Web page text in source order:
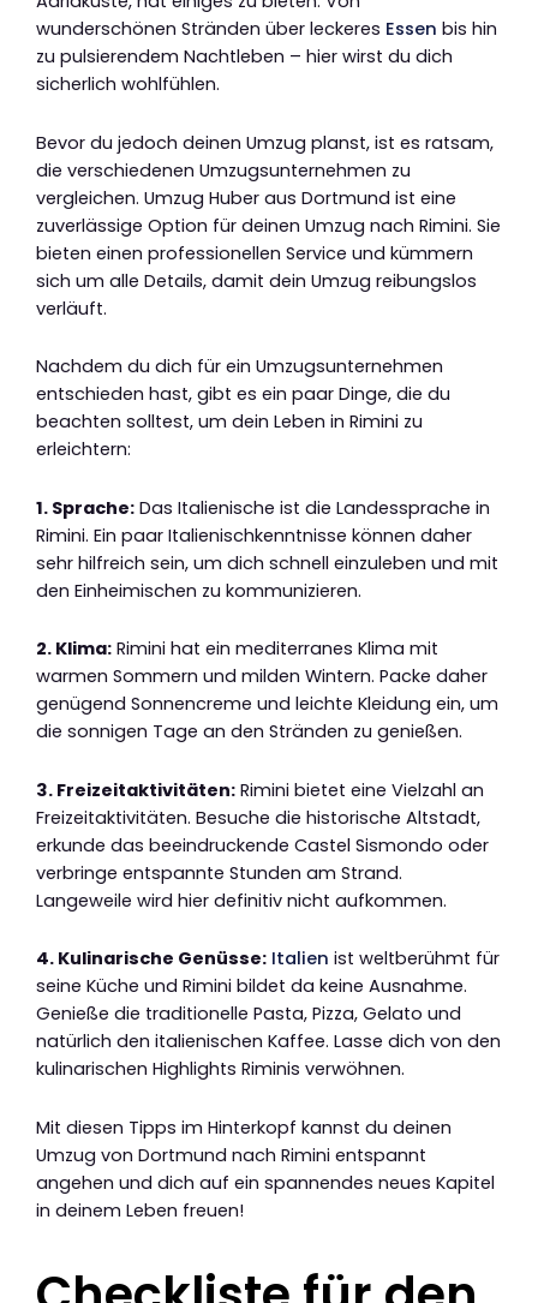
wunderschönen Stränden über leckeres Essen bis hin
zu pulsierendem Nachtleben – hier wirst du dich
sicherlich wohlfühlen.
Bevor du jedoch deinen Umzug planst, ist es ratsam,
die verschiedenen Umzugsunternehmen zu
vergleichen. Umzug Huber aus Dortmund ist eine
zuverlässige Option für deinen Umzug nach Rimini. Sie
bieten einen professionellen Service und kümmern
sich um alle Details, damit dein Umzug reibungslos
verläuft.
Nachdem du dich für ein Umzugsunternehmen
entschieden hast, gibt es ein paar Dinge, die du
beachten solltest, um dein Leben in Rimini zu
erleichtern:
1. Sprache: Das Italienische ist die Landessprache in
Rimini. Ein paar Italienischkenntnisse können daher
sehr hilfreich sein, um dich schnell einzuleben und mit
den Einheimischen zu kommunizieren.
2. Klima: Rimini hat ein mediterranes Klima mit
warmen Sommern und milden Wintern. Packe daher
genügend Sonnencreme und leichte Kleidung ein, um
die sonnigen Tage an den Stränden zu genießen.
3. Freizeitaktivitäten: Rimini bietet eine Vielzahl an
Freizeitaktivitäten. Besuche die historische Altstadt,
erkunde das beeindruckende Castel Sismondo oder
verbringe entspannte Stunden am Strand.
Langeweile wird hier definitiv nicht aufkommen.
4. Kulinarische Genüsse: Italien ist weltberühmt für
seine Küche und Rimini bildet da keine Ausnahme.
Genieße die traditionelle Pasta, Pizza, Gelato und
natürlich den italienischen Kaffee. Lasse dich von den
kulinarischen Highlights Riminis verwöhnen.
Mit diesen Tipps im Hinterkopf kannst du deinen
Umzug von Dortmund nach Rimini entspannt
angehen und dich auf ein spannendes neues Kapitel
in deinem Leben freuen!